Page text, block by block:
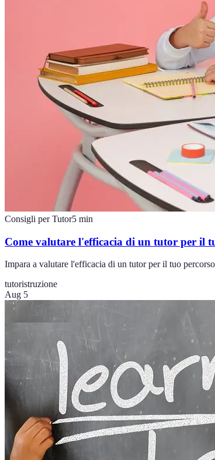
Consigli per Tutor5 min
Come valutare l'efficacia di un tutor per il
Impara a valutare l'efficacia di un tutor per il tuo
tutoristruzione
Aug 5